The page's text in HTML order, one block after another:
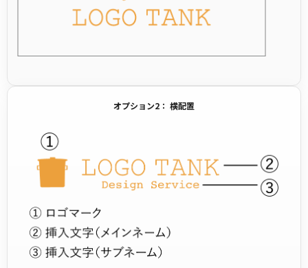
オプション2： 横配置